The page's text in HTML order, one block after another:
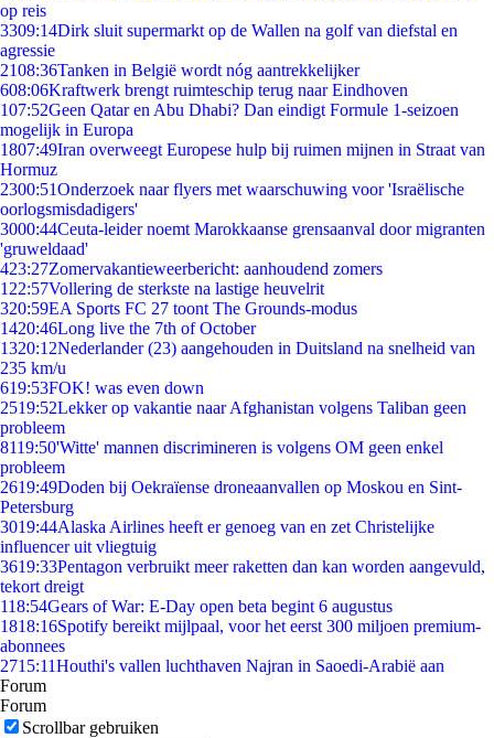
op reis
3309:14Dirk sluit supermarkt op de Wallen na golf van diefstal en
agressie
2108:36Tanken in België wordt nóg aantrekkelijker
608:06Kraftwerk brengt ruimteschip terug naar Eindhoven
107:52Geen Qatar en Abu Dhabi? Dan eindigt Formule 1-seizoen
mogelijk in Europa
1807:49Iran overweegt Europese hulp bij ruimen mijnen in Straat van
Hormuz
2300:51Onderzoek naar flyers met waarschuwing voor 'Israëlische
oorlogsmisdadigers'
3000:44Ceuta-leider noemt Marokkaanse grensaanval door migranten
'gruweldaad'
423:27Zomervakantieweerbericht: aanhoudend zomers
1 22:57Vollering de sterkste na lastige heuvelrit
320:59EA Sports FC 27 toont The Grounds-modus
1420:46Long live the 7th of October
1320:12Nederlander (23) aangehouden in Duitsland na snelheid van
235 km/u
619:53FOK! was even down
2519:52Lekker op vakantie naar Afghanistan volgens Taliban geen
probleem
8119:50'Witte' mannen discrimineren is volgens OM geen enkel
probleem
2619:49Doden bij Oekraïense droneaanvallen op Moskou en Sint-
Petersburg
3019:44Alaska Airlines heeft er genoeg van en zet Christelijke
influencer uit vliegtuig
3619:33Pentagon verbruikt meer raketten dan kan worden aangevuld,
tekort dreigt
118:54Gears of War: E-Day open beta begint 6 augustus
1818:16Spotify bereikt mijlpaal, voor het eerst 300 miljoen premium-
abonnees
2715:11Houthi's vallen luchthaven Najran in Saoedi-Arabië aan
Forum
Forum
Scrollbar gebruiken